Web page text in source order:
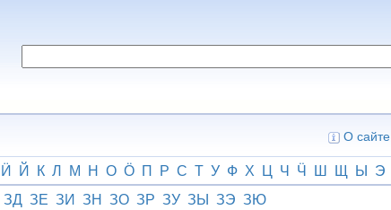
О сайте
Ӥ Й К Л М Н О Ӧ П Р С Т У Ф Х Ц Ч Ӵ Ш Щ Ы Э
ЗД ЗЕ ЗИ ЗН ЗО ЗР ЗУ ЗЫ ЗЭ ЗЮ